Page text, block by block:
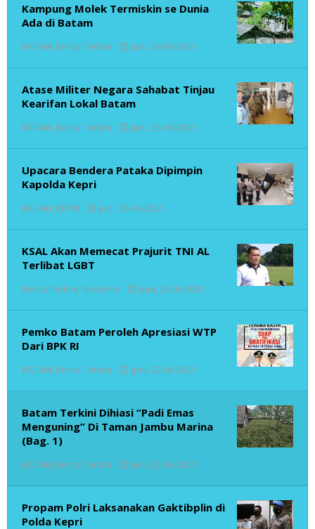
Kampung Molek Termiskin se Dunia
Ada di Batam
BATAM, Berita Terkini Juni, 24-06-2021
Atase Militer Negara Sahabat Tinjau
Kearifan Lokal Batam
BATAM, Berita Terkini Juni, 23-06-2021
Upacara Bendera Pataka Dipimpin
Kapolda Kepri
BATAM, KEPRI Juni, 23-06-2021
KSAL Akan Memecat Prajurit TNI AL
Terlibat LGBT
Berita Terkini, Nasional Juni, 23-06-2021
Pemko Batam Peroleh Apresiasi WTP
Dari BPK RI
BATAM, Berita Terkini Juni, 22-06-2021
Batam Terkini Dihiasi “Padi Emas
Menguning” Di Taman Jambu Marina
(Bag. 1)
BATAM, Berita Terkini Juni, 22-06-2021
Propam Polri Laksanakan Gaktibplin di
Polda Kepri